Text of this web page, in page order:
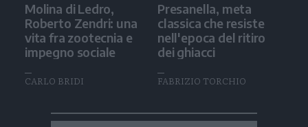
Molina di Ledro,
Roberto Zendri: una
vita fra zootecnia e
impegno sociale
CARLO BRIDI
Presanella, meta
classica che resiste
nell'epoca del ritiro
dei ghiacci
FABRIZIO TORCHIO